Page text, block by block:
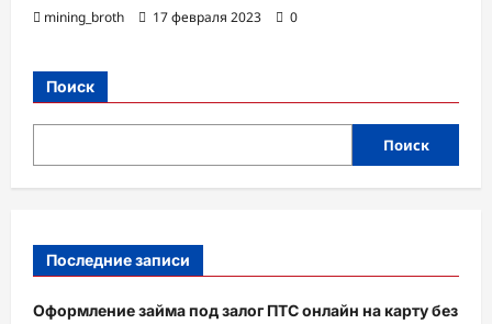
mining_broth 17 февраля 2023 0
Поиск
Поиск
Последние записи
Оформление займа под залог ПТС онлайн на карту без